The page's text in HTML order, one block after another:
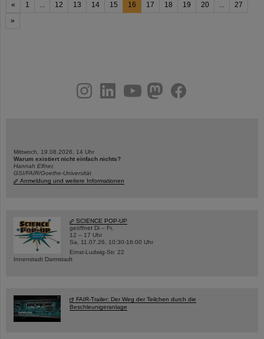
« 1 ... 12 13 14 15 16 17 18 19 20 ...
27
»
youtubehelmholtz.socialfacebook
Mittwoch, 19.08.2026, 14 Uhr
Warum existiert nicht einfach nichts?
Hannah Elfner,
GSI/FAIR/Goethe-Universität
Anmeldung und weitere Informationen
SCIENCE POP-UP
geöffnet Di – Fr,
12 – 17 Uhr
Sa, 11.07.26, 10:30-16:00 Uhr
Ernst-Ludwig-Str. 22
Innenstadt Darmstadt
FAIR-Trailer: Der Weg der Teilchen durch die
Beschleunigeranlage